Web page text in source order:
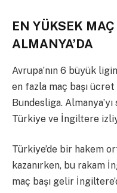
EN YÜKSEK
ALMANYA’DA
Avrupa’nın 6 büyük
en fazla maç başı
Bundesliga.
Türkiye ve İngiltere
Türkiye’de bir hakem
kazanırken, bu rakam
maç başı gelir